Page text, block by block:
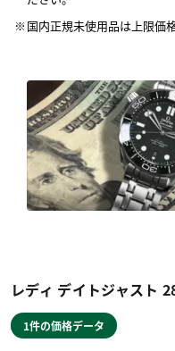
国内正規未使用品は上限価
レディ デイトジャスト
1件の価格データ